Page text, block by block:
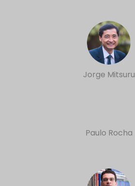
Jorge Mitsuru
Paulo Rocha